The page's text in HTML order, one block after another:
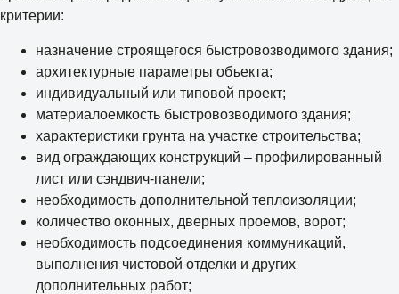
критерии:
назначение строящегося быстровозводимого здания;
архитектурные параметры объекта;
индивидуальный или типовой проект;
материалоемкость быстровозводимого здания;
характеристики грунта на участке строительства;
вид ограждающих конструкций – профилированный
лист или сэндвич-панели;
необходимость дополнительной теплоизоляции;
количество оконных, дверных проемов, ворот;
необходимость подсоединения коммуникаций,
выполнения чистовой отделки и других
дополнительных работ;